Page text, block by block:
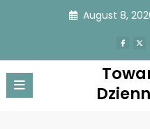
August 8,